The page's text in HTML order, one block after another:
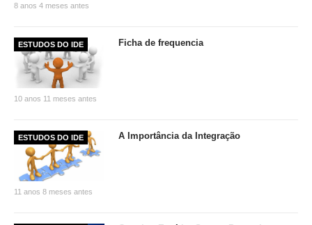
8 anos 4 meses antes
ESTUDOS DO IDE
10 anos 11 meses antes
Ficha de frequencia
ESTUDOS DO IDE
11 anos 8 meses antes
A Importância da Integração